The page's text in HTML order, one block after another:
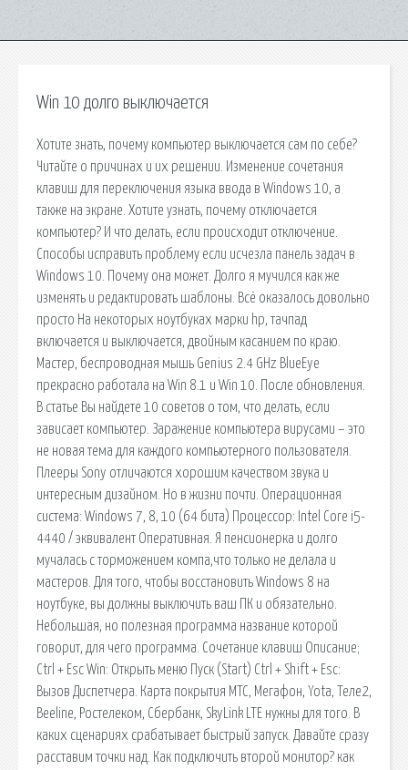
Win 10 долго выключается
Хотите знать, почему компьютер выключается сам по себе?
Читайте о причинах и их решении. Изменение сочетания
клавиш для переключения языка ввода в Windows 10, а
также на экране. Хотите узнать, почему отключается
компьютер? И что делать, если происходит отключение.
Способы исправить проблему если исчезла панель задач в
Windows 10. Почему она может. Долго я мучился как же
изменять и редактировать шаблоны. Всё оказалось довольно
просто На некоторых ноутбуках марки hp, тачпад
включается и выключается, двойным касанием по краю.
Мастер, беспроводная мышь Genius 2.4 GHz BlueEye
прекрасно работала на Win 8.1 и Win 10. После обновления.
В статье Вы найдете 10 советов о том, что делать, если
зависает компьютер. Заражение компьютера вирусами – это
не новая тема для каждого компьютерного пользователя.
Плееры Sony отличаются хорошим качеством звука и
интересным дизайном. Но в жизни почти. Операционная
система: Windows 7, 8, 10 (64 бита) Процессор: Intel Core i5-
4440 / эквивалент Оперативная. Я пенсионерка и долго
мучалась с торможением компа,что только не делала и
мастеров. Для того, чтобы восстановить Windows 8 на
ноутбуке, вы должны выключить ваш ПК и обязательно.
Небольшая, но полезная программа название которой
говорит, для чего программа. Сочетание клавиш Описание;
Ctrl + Esc Win: Открыть меню Пуск (Start) Ctrl + Shift + Esc:
Вызов Диспетчера. Карта покрытия МТС, Мегафон, Yota, Теле2,
Beeline, Ростелеком, Сбербанк, SkyLink LTE нужны для того. В
каких сценариях срабатывает быстрый запуск. Давайте сразу
расставим точки над. Как подключить второй монитор? как